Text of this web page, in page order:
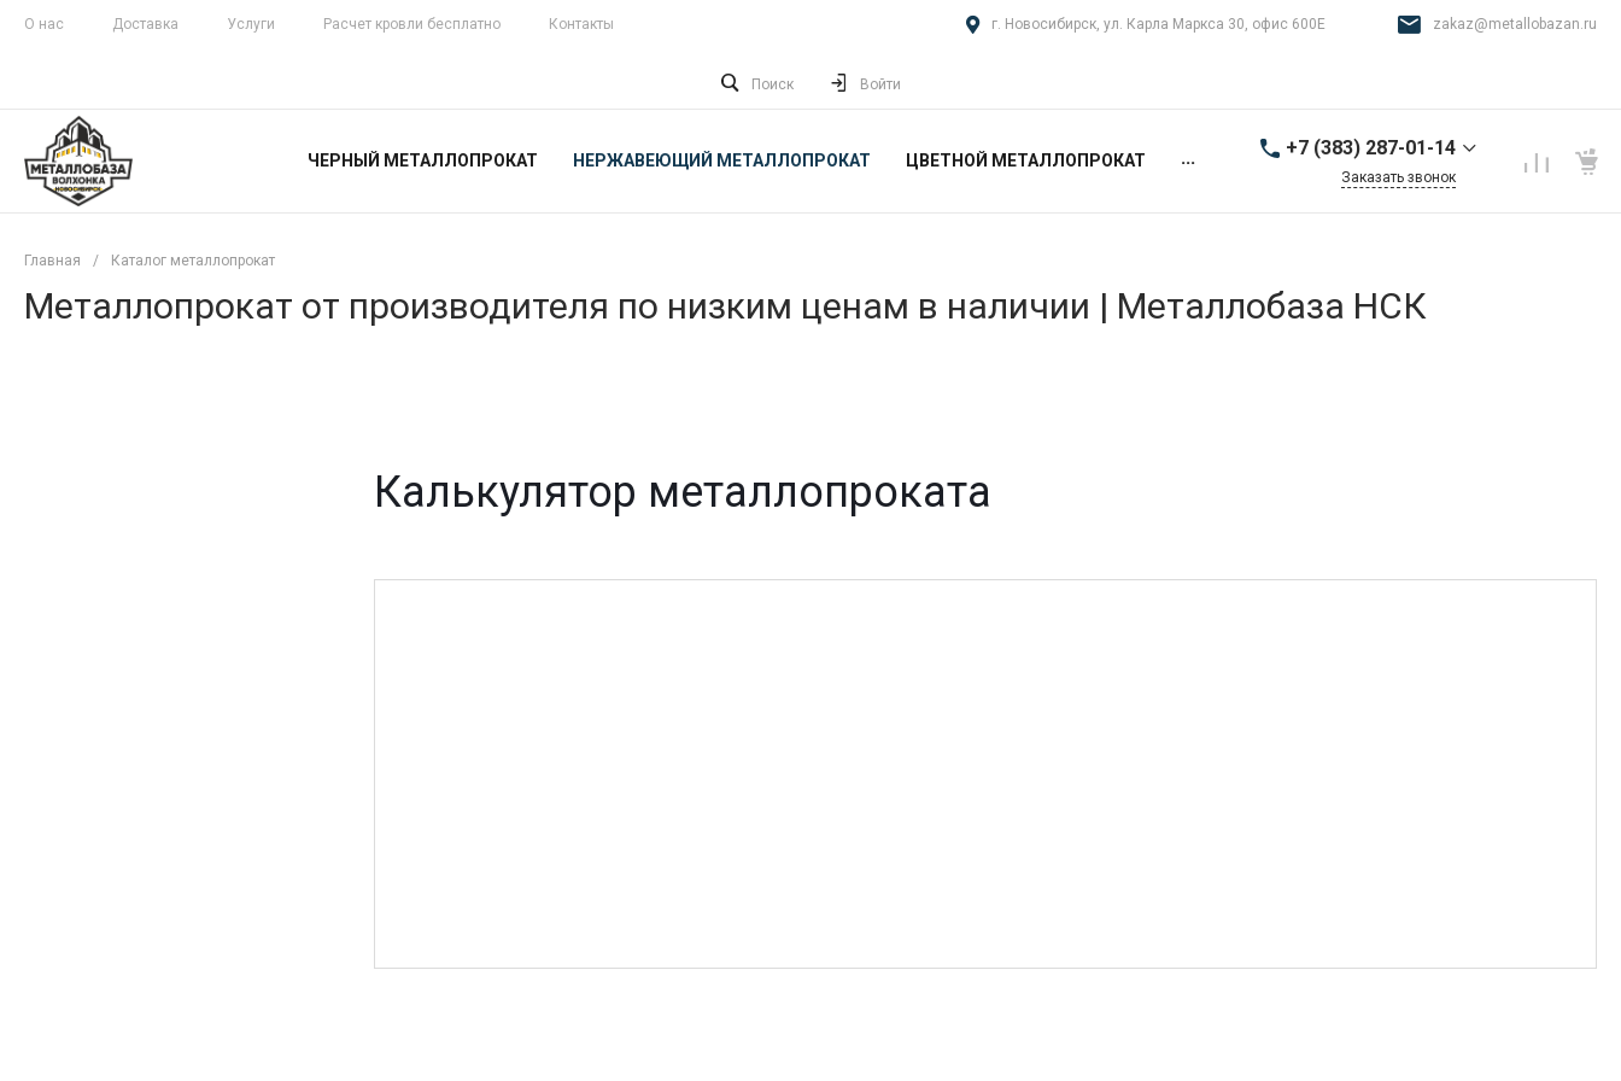
О нас Доставка Услуги Расчет кровли бесплатно Контакты г. Новосибирск, ул. Карла Маркса 30, офис 600Е zakaz@metallobazan.ru
Поиск Войти
ЧЕРНЫЙ МЕТАЛЛОПРОКАТ НЕРЖАВЕЮЩИЙ МЕТАЛЛОПРОКАТ ЦВЕТНОЙ МЕТАЛЛОПРОКАТ ... +7 (383) 287-01-14
9:00-18:00 пн-пт
Заказать звонок
Главная / Каталог металлопрокат
Металлопрокат от производителя по низким ценам в наличии | Металлобаза НСК
Калькулятор металлопроката